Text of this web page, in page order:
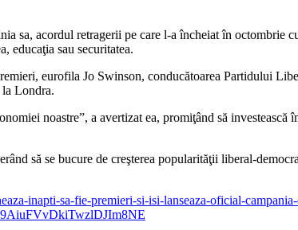
sa, acordul retragerii pe care l-a încheiat în octombrie
educaţia sau securitatea.
eurofila Jo Swinson, conducătoarea Partidului
la Londra.
noastre”, a avertizat ea, promiţând să investească
să se bucure de creşterea popularităţii liberal-
inapti-sa-fie-premieri-si-isi-lanseaza-oficial-